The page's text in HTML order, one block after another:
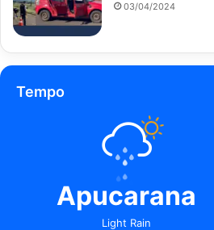
03/04/2024
Tempo
Apucarana
Light Rain